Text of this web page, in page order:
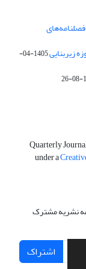
زیربنایی
1405-04-
Quarterly
under a
نشریه مشترک
اشتراک